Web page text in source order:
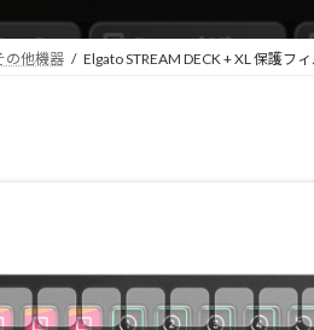
の他機器 Elgato STREAM DECK + XL 保護フ